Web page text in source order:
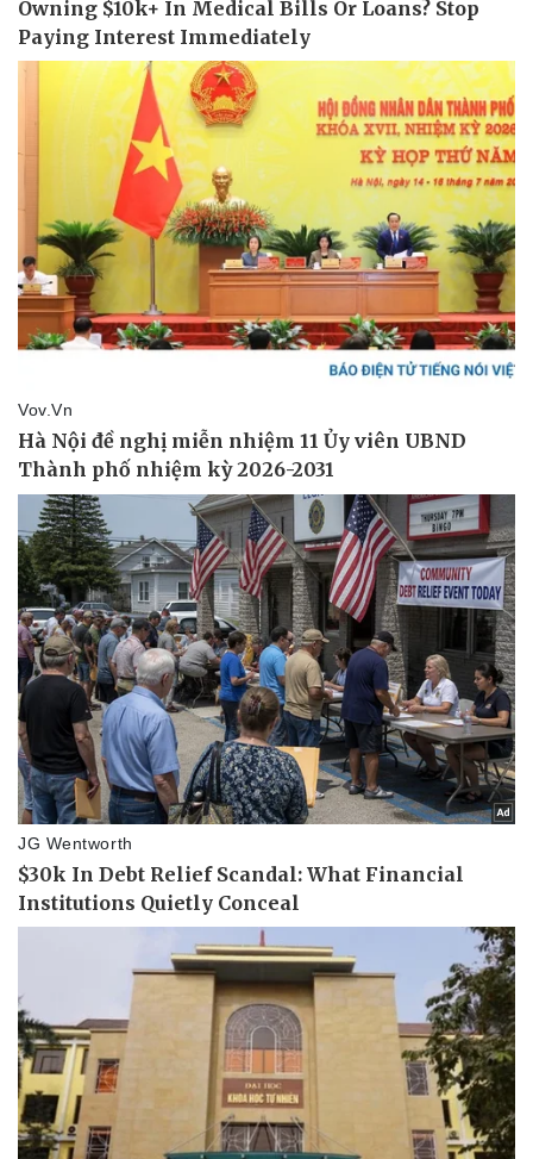
Tư vấn luật
Quân sự - Quốc phòng
Vũ khí
Việt Nam
Phân tích